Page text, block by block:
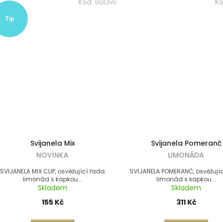
Tip
Kód: 60056
Svijanela Mix
NOVINKA
SVIJANELA MIX CLIP, osvěžující řada
limonád s kapkou...
Skladem
155 Kč
Svijanela Pomeranč
LIMONÁDA
SVIJANELA POMERANČ,
limonád s kapkou...
Skladem
311 Kč